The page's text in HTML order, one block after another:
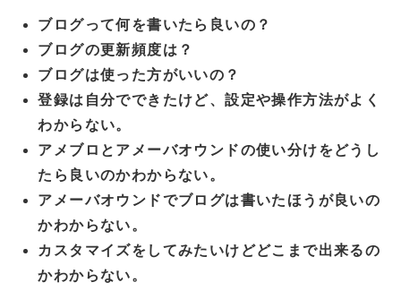
ブログって何を書いたら良いの？
ブログの更新頻度は？
ブログは使った方がいいの？
登録は自分でできたけど、設定や操作方法がよく
わからない。
アメブロとアメーバオウンドの使い分けをどうし
たら良いのかわからない。
アメーバオウンドでブログは書いたほうが良いの
かわからない。
カスタマイズをしてみたいけどどこまで出来るの
かわからない。